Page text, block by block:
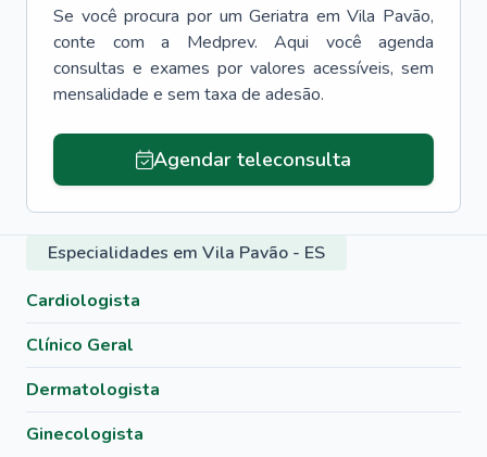
Se você procura por um Geriatra em Vila Pavão,
conte com a Medprev. Aqui você agenda
consultas e exames por valores acessíveis, sem
mensalidade e sem taxa de adesão.
Agendar teleconsulta
Especialidades em Vila Pavão - ES
Cardiologista
Clínico Geral
Dermatologista
Ginecologista